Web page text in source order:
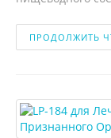
ПРОДОЛЖИТЬ